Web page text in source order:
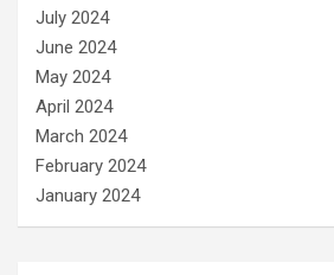
July 2024
June 2024
May 2024
April 2024
March 2024
February 2024
January 2024